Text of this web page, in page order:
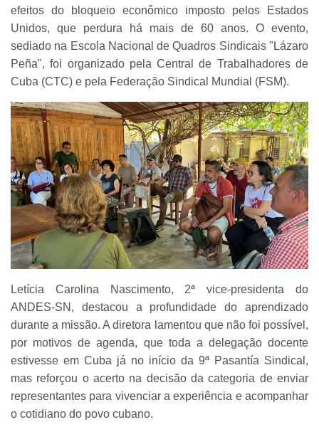
efeitos do bloqueio econômico imposto pelos Estados
Unidos, que perdura há mais de 60 anos. O evento,
sediado na Escola Nacional de Quadros Sindicais "Lázaro
Peña", foi organizado pela Central de Trabalhadores de
Cuba (CTC) e pela Federação Sindical Mundial (FSM).
Letícia Carolina Nascimento, 2ª vice-presidenta do
ANDES-SN, destacou a profundidade do aprendizado
durante a missão. A diretora lamentou que não foi possível,
por motivos de agenda, que toda a delegação docente
estivesse em Cuba já no início da 9ª Pasantía Sindical,
mas reforçou o acerto na decisão da categoria de enviar
representantes para vivenciar a experiência e acompanhar
o cotidiano do povo cubano.